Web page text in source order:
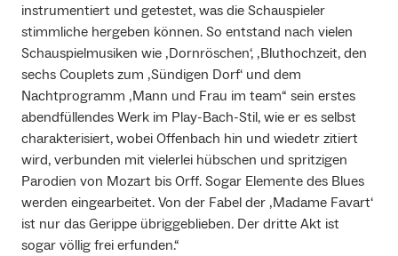
instrumentiert und getestet, was die Schauspieler
stimmliche hergeben können. So entstand nach vielen
Schauspielmusiken wie ‚Dornröschen‘, ‚Bluthochzeit, den
sechs Couplets zum ‚Sündigen Dorf‘ und dem
Nachtprogramm ‚Mann und Frau im team“ sein erstes
abendfüllendes Werk im Play-Bach-Stil, wie er es selbst
charakterisiert, wobei Offenbach hin und wiedetr zitiert
wird, verbunden mit vielerlei hübschen und spritzigen
Parodien von Mozart bis Orff. Sogar Elemente des Blues
werden eingearbeitet. Von der Fabel der ‚Madame Favart‘
ist nur das Gerippe übriggeblieben. Der dritte Akt ist
sogar völlig frei erfunden.“